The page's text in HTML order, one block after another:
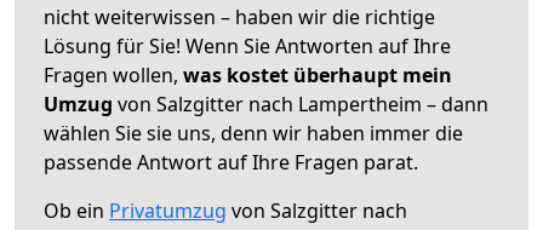
nicht weiterwissen – haben wir die richtige
Lösung für Sie! Wenn Sie Antworten auf Ihre
Fragen wollen, was kostet überhaupt mein
Umzug von Salzgitter nach Lampertheim – dann
wählen Sie sie uns, denn wir haben immer die
passende Antwort auf Ihre Fragen parat.
Ob ein Privatumzug von Salzgitter nach